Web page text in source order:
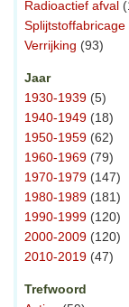
Radioactief afval
Splijtstoffabricage
Verrijking (93)
Jaar
1930-1939 (5)
1940-1949 (18)
1950-1959 (62)
1960-1969 (79)
1970-1979 (147)
1980-1989 (181)
1990-1999 (120)
2000-2009 (120)
2010-2019 (47)
Trefwoord